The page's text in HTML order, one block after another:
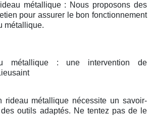
métallique : Nous proposons des
pour assurer le bon fonctionnement
métallique.
métallique : une intervention de
rideau métallique nécessite un savoir-
outils adaptés. Ne tentez pas de le